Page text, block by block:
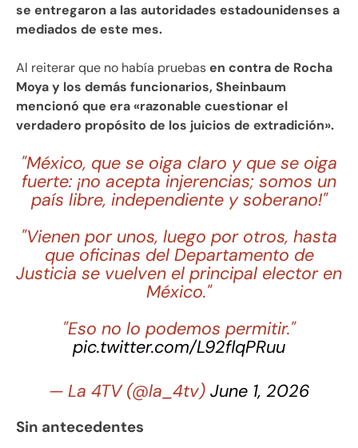
se entregaron a las autoridades estadounidenses a
mediados de este mes.
Al reiterar que no había pruebasen contra de Rocha
Moya y los demás funcionarios, Sheinbaum
mencionó que era «razonable cuestionar el
verdadero propósito de los juicios de extradición».
"México, que se oiga claro y que se oiga
fuerte: ¡no acepta injerencias; somos un
país libre, independiente y soberano!"
"Vienen por unos, luego por otros, hasta
que oficinas del Departamento de
Justicia se vuelven el principal elector en
México."
"Eso no lo podemos permitir."
pic.twitter.com/L92flqPRuu
— La 4TV (@la_4tv) June 1, 2026
Sin antecedentes